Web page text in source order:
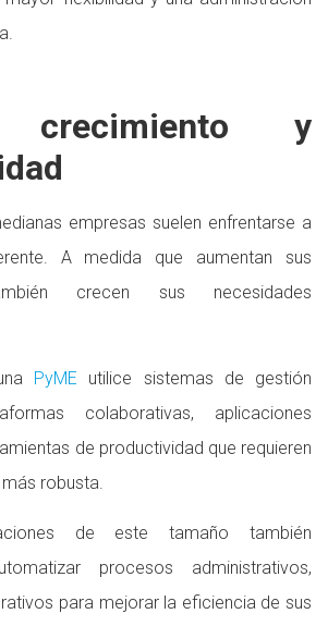
crecimiento y
empresas suelen enfrentarse a
A medida que aumentan sus
crecen sus necesidades
PyME utilice sistemas de gestión
colaborativas, aplicaciones
de productividad que requieren
robusta.
de este tamaño también
procesos administrativos,
para mejorar la eficiencia de sus